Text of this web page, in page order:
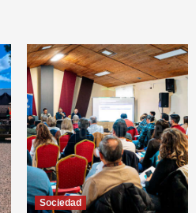
Sociedad